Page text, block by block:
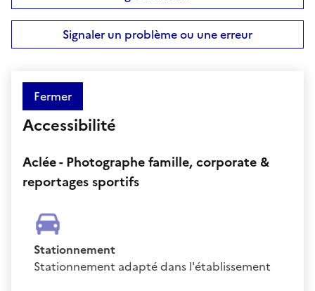
Signaler un problème ou une erreur
Fermer
Accessibilité
Aclée - Photographe famille, corporate &
reportages sportifs
Stationnement
Stationnement adapté dans l'établissement